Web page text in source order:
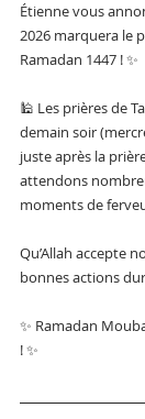
Étienne vous
2026 marquera le
Ramadan 1447 ! ✨
🕌 Les prières de
demain soir
juste après la
attendons
moments de
Qu’Allah accepte
bonnes actions
✨ Ramadan
! ✨